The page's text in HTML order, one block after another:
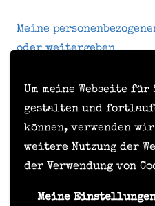
Um meine Webseite
gestalten und
können, verwenden
weitere Nutzung der
der Verwendung von
Meine
Meine
oder weitergeben